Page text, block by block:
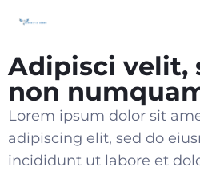
Adipisci velit,
non
Lorem ipsum dolor sit
adipiscing elit, sed do
incididunt ut labore et